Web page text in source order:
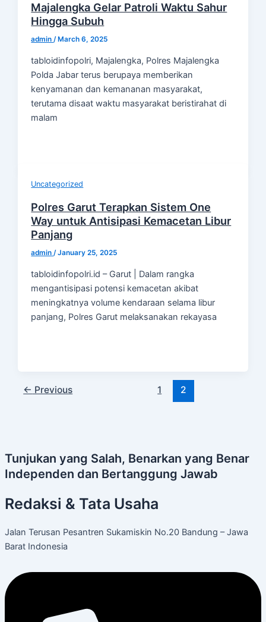
Majalengka Gelar Patroli Waktu Sahur
Hingga Subuh
admin/ March 6, 2025
tabloidinfopolri, Majalengka, Polres Majalengka
Polda Jabar terus berupaya memberikan
kenyamanan dan kemananan masyarakat,
terutama disaat waktu masyarakat beristirahat di
malam
Uncategorized
Polres Garut Terapkan Sistem One
Way untuk Antisipasi Kemacetan Libur
Panjang
admin/January 25, 2025
tabloidinfopolri.id – Garut | Dalam rangka
mengantisipasi potensi kemacetan akibat
meningkatnya volume kendaraan selama libur
panjang, Polres Garut melaksanakan rekayasa
← Previous 1 2
Tunjukan yang Salah, Benarkan yang Benar
Independen dan Bertanggung Jawab
Redaksi & Tata Usaha
Jalan Terusan Pesantren Sukamiskin No.20 Bandung – Jawa
Barat Indonesia